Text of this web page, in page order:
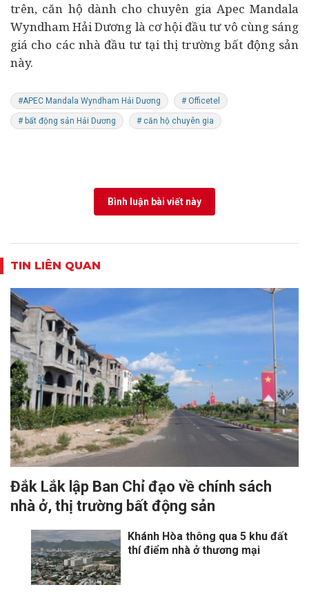
trên, căn hộ dành cho chuyên gia Apec Mandala
Wyndham Hải Dương là cơ hội đầu tư vô cùng sáng
giá cho các nhà đầu tư tại thị trường bất động sản
này.
#APEC Mandala Wyndham Hải Dương # Officetel
# bất động sản Hải Dương # căn hộ chuyên gia
Bình luận bài viết này
TIN LIÊN QUAN
Đắk Lắk lập Ban Chỉ đạo về chính sách
nhà ở, thị trường bất động sản
Khánh Hòa thông qua 5 khu đất
thí điểm nhà ở thương mại